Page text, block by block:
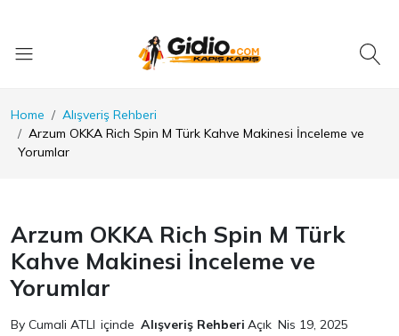
Home
Alışveriş Rehberi
Arzum OKKA Rich Spin M Türk Kahve Makinesi İnceleme ve
Yorumlar
Arzum OKKA Rich Spin M Türk
Kahve Makinesi İnceleme ve
Yorumlar
By Cumali ATLI içinde Alışveriş Rehberi Açık Nis 19, 2025